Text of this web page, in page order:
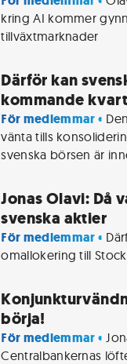
kring AI kommer
tillväxtmarknader
Därför kan
kommande
För medlemmar •
vänta tills
svenska börsen är
Jonas Olavi: Då
svenska aktier
För medlemmar •
omallokering till
börja!
För medlemmar •
Centralbankernas